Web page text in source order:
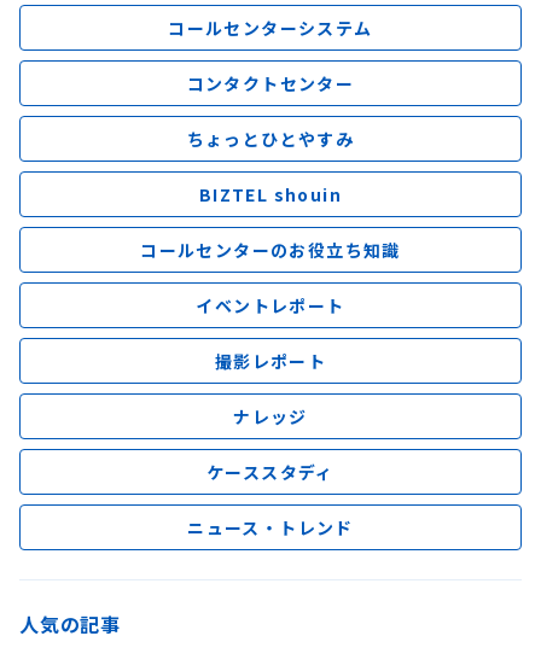
コールセンターシステム
コンタクトセンター
ちょっとひとやすみ
BIZTEL shouin
コールセンターのお役立ち知識
イベントレポート
撮影レポート
ナレッジ
ケーススタディ
ニュース・トレンド
人気の記事